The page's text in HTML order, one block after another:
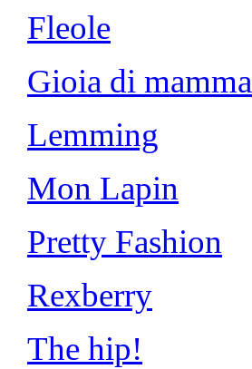
Fleole
Gioia di mamma
Lemming
Mon Lapin
Pretty Fashion
Rexberry
The hip!